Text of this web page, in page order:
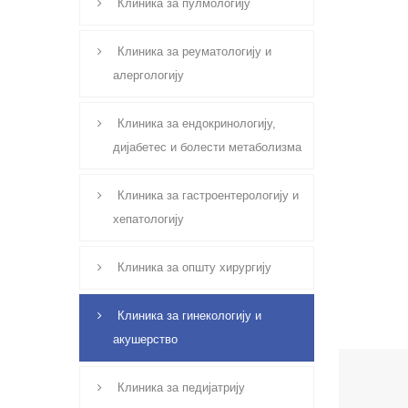
Клиника за пулмологију
Клиника за реуматологију и
алергологију
Клиника за ендокринологију,
дијабетес и болести метаболизма
Клиника за гастроентерологију и
хепатологију
Клиника за општу хирургију
Клиника за гинекологију и
акушерство
Клиника за педијатрију